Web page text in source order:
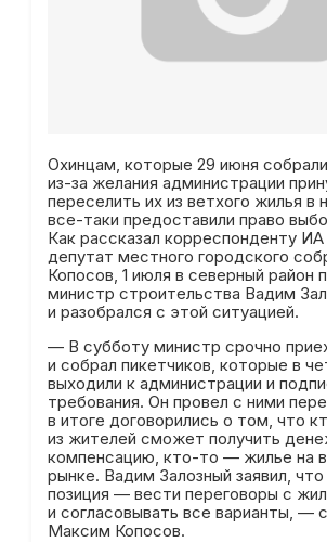
Охинцам, которые 29 июня
из-за желания администрации
переселить их из ветхого жилья в
все-таки предоставили право
Как рассказал корреспонденту ИА
депутат местного городского
Копосов, 1 июля в северный район
министр строительства Вадим
и разобрался с этой ситуацией.
— В субботу министр срочно
и собрал пикетчиков, которые в
выходили к администрации и
требования. Он провел с ними
в итоге договорились о том, что
из жителей сможет получить
компенсацию, кто-то — жилье на
рынке. Вадим Залозный заявил, что
позиция — вести переговоры с
и согласовывать все варианты, —
Максим Копосов.